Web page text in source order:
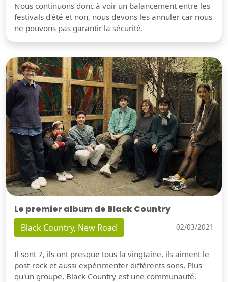
Nous continuons donc à voir un balancement entre les
festivals d'été et non, nous devons les annuler car nous
ne pouvons pas garantir la sécurité.
Le premier album de Black Country
Black Country, New Road 02/03/2021
Il sont 7, ils ont presque tous la vingtaine, ils aiment le
post-rock et aussi expérimenter différents sons. Plus
qu'un groupe, Black Country est une communauté.